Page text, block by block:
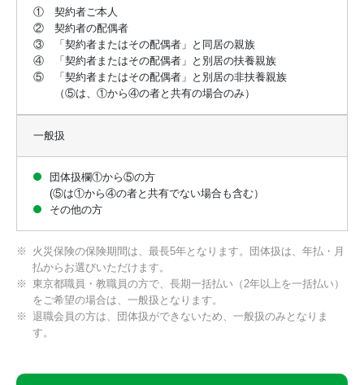
① 契約者ご本人
② 契約者の配偶者
③ 「契約者またはその配偶者」と同居の親族
④ 「契約者またはその配偶者」と別居の扶養親族
⑤ 「契約者またはその配偶者」と別居の非扶養親族
（⑤は、①から④の者と共有の場合のみ）
一般扱
団体扱欄①から⑤の方
(⑤は①から④の者と共有でない場合も含む）
その他の方
火災保険の保険期間は、最長5年となります。団体扱は、年払・月
払からお選びいただけます。
東京都職員・教職員の方で、長期一括払い（2年以上を一括払い）
をご希望の場合は、一般扱となります。
退職会員の方は、団体扱ができないため、一般扱のみとなりま
す。